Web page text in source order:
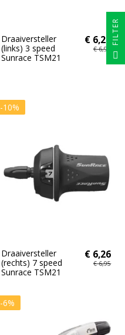
Draaiversteller
(links) 3 speed
Sunrace TSM21
€ 6,26
€ 6,95
-10%
Draaiversteller
(rechts) 7 speed
Sunrace TSM21
€ 6,26
€ 6,95
-6%
FILTER